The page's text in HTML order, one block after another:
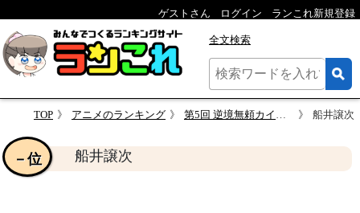
ゲストさん ログイン ランこれ新規登録
全文検索
TOP アニメのランキング 第5回 逆境無頼カイジ 人気キャラクター投票 船井譲次
船井譲次
－位